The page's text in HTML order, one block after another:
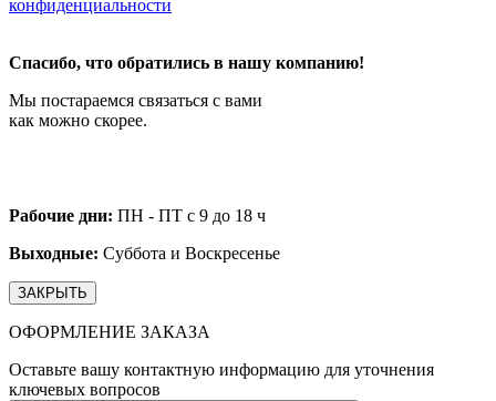
конфиденциальности
Спасибо, что обратились в нашу компанию!
Мы постараемся связаться с вами
как можно скорее.
Рабочие дни: ПН - ПТ с 9 до 18 ч
Выходные: Суббота и Воскресенье
ЗАКРЫТЬ
ОФОРМЛЕНИЕ ЗАКАЗА
Оставьте вашу контактную информацию для уточнения
ключевых вопросов